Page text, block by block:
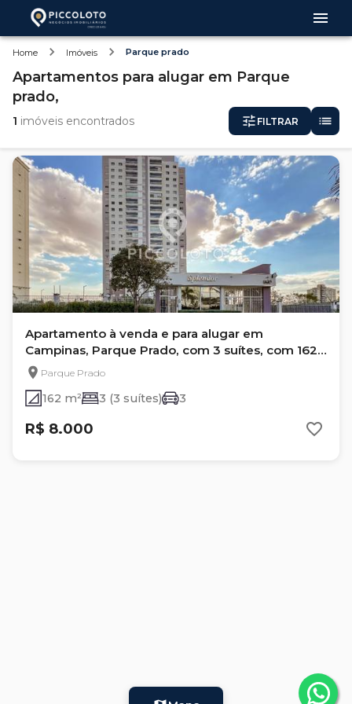
Home Imóveis Parque prado
Apartamentos para alugar em Parque
prado,
1 imóveis encontrados FILTRAR
Apartamento à venda e para alugar em
Campinas, Parque Prado, com 3 suítes, com 162
m²Parque Prado
162 m² 3 (3 suítes) 3
R$ 8.000